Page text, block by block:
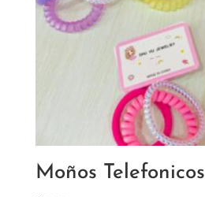
Moños Telefonicos